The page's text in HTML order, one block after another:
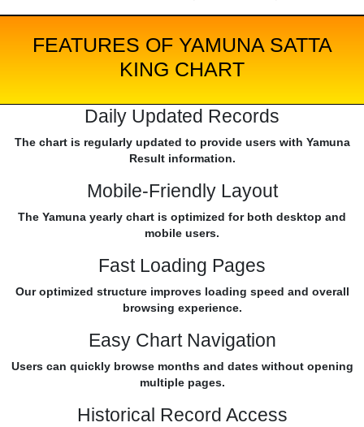
FEATURES OF YAMUNA SATTA
KING CHART
Daily Updated Records
The chart is regularly updated to provide users with Yamuna
Result information.
Mobile-Friendly Layout
The Yamuna yearly chart is optimized for both desktop and
mobile users.
Fast Loading Pages
Our optimized structure improves loading speed and overall
browsing experience.
Easy Chart Navigation
Users can quickly browse months and dates without opening
multiple pages.
Historical Record Access